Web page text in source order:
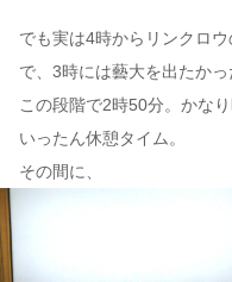
でも実は4時からリンクロ
で、3時には藝大を出たかっ
この段階で2時50分。かな
いったん休憩タイム。
その間に、